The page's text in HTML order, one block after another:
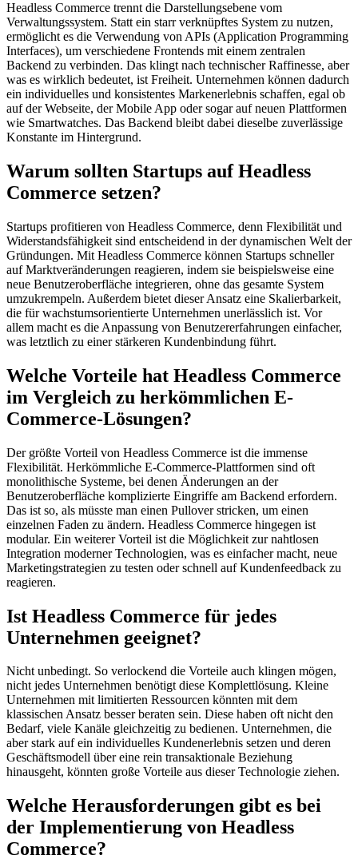
Headless Commerce trennt die Darstellungsebene vom
Verwaltungssystem. Statt ein starr verknüpftes System zu nutzen,
ermöglicht es die Verwendung von APIs (Application Programming
Interfaces), um verschiedene Frontends mit einem zentralen
Backend zu verbinden. Das klingt nach technischer Raffinesse, aber
was es wirklich bedeutet, ist Freiheit. Unternehmen können dadurch
ein individuelles und konsistentes Markenerlebnis schaffen, egal ob
auf der Webseite, der Mobile App oder sogar auf neuen Plattformen
wie Smartwatches. Das Backend bleibt dabei dieselbe zuverlässige
Konstante im Hintergrund.
Warum sollten Startups auf Headless
Commerce setzen?
Startups profitieren von Headless Commerce, denn Flexibilität und
Widerstandsfähigkeit sind entscheidend in der dynamischen Welt der
Gründungen. Mit Headless Commerce können Startups schneller
auf Marktveränderungen reagieren, indem sie beispielsweise eine
neue Benutzeroberfläche integrieren, ohne das gesamte System
umzukrempeln. Außerdem bietet dieser Ansatz eine Skalierbarkeit,
die für wachstumsorientierte Unternehmen unerlässlich ist. Vor
allem macht es die Anpassung von Benutzererfahrungen einfacher,
was letztlich zu einer stärkeren Kundenbindung führt.
Welche Vorteile hat Headless Commerce
im Vergleich zu herkömmlichen E-
Commerce-Lösungen?
Der größte Vorteil von Headless Commerce ist die immense
Flexibilität. Herkömmliche E-Commerce-Plattformen sind oft
monolithische Systeme, bei denen Änderungen an der
Benutzeroberfläche komplizierte Eingriffe am Backend erfordern.
Das ist so, als müsste man einen Pullover stricken, um einen
einzelnen Faden zu ändern. Headless Commerce hingegen ist
modular. Ein weiterer Vorteil ist die Möglichkeit zur nahtlosen
Integration moderner Technologien, was es einfacher macht, neue
Marketingstrategien zu testen oder schnell auf Kundenfeedback zu
reagieren.
Ist Headless Commerce für jedes
Unternehmen geeignet?
Nicht unbedingt. So verlockend die Vorteile auch klingen mögen,
nicht jedes Unternehmen benötigt diese Komplettlösung. Kleine
Unternehmen mit limitierten Ressourcen könnten mit dem
klassischen Ansatz besser beraten sein. Diese haben oft nicht den
Bedarf, viele Kanäle gleichzeitig zu bedienen. Unternehmen, die
aber stark auf ein individuelles Kundenerlebnis setzen und deren
Geschäftsmodell über eine rein transaktionale Beziehung
hinausgeht, könnten große Vorteile aus dieser Technologie ziehen.
Welche Herausforderungen gibt es bei
der Implementierung von Headless
Commerce?